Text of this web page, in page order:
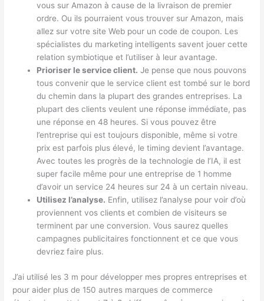
vous sur Amazon à cause de la livraison de premier
ordre. Ou ils pourraient vous trouver sur Amazon, mais
allez sur votre site Web pour un code de coupon. Les
spécialistes du marketing intelligents savent jouer cette
relation symbiotique et l’utiliser à leur avantage.
Prioriser le service client. Je pense que nous pouvons
tous convenir que le service client est tombé sur le bord
du chemin dans la plupart des grandes entreprises. La
plupart des clients veulent une réponse immédiate, pas
une réponse en 48 heures. Si vous pouvez être
l’entreprise qui est toujours disponible, même si votre
prix est parfois plus élevé, le timing devient l’avantage.
Avec toutes les progrès de la technologie de l’IA, il est
super facile même pour une entreprise de 1 homme
d’avoir un service 24 heures sur 24 à un certain niveau.
Utilisez l’analyse. Enfin, utilisez l’analyse pour voir d’où
proviennent vos clients et combien de visiteurs se
terminent par une conversion. Vous saurez quelles
campagnes publicitaires fonctionnent et ce que vous
devriez faire plus.
J’ai utilisé les 3 m pour développer mes propres entreprises et
pour aider plus de 150 autres marques de commerce